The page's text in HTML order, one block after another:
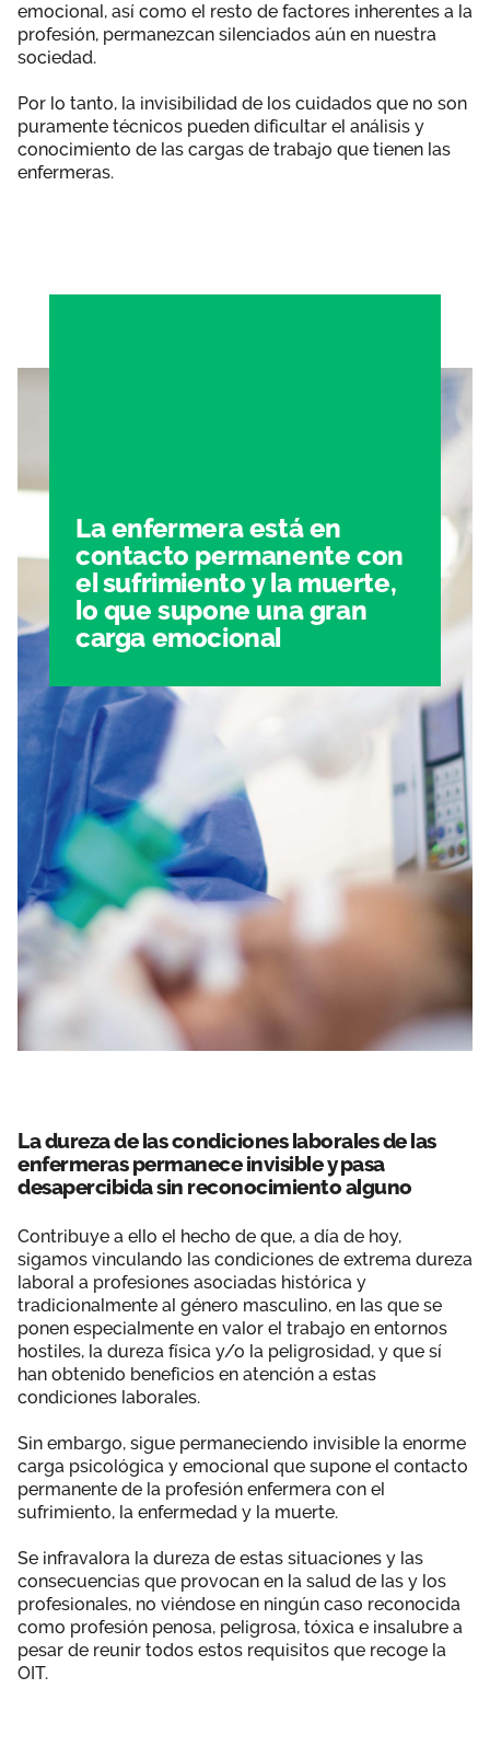
emocional, así como el resto de factores inherentes a la
profesión, permanezcan silenciados aún en nuestra
sociedad.
Por lo tanto, la invisibilidad de los cuidados que no son
puramente técnicos pueden dificultar el análisis y
conocimiento de las cargas de trabajo que tienen las
enfermeras.
La enfermera está en
contacto permanente con
el sufrimiento y la muerte,
lo que supone una gran
carga emocional
La dureza de las condiciones laborales de las
enfermeras permanece invisible y pasa
desapercibida sin reconocimiento alguno
Contribuye a ello el hecho de que, a día de hoy,
sigamos vinculando las condiciones de extrema dureza
laboral a profesiones asociadas histórica y
tradicionalmente al género masculino, en las que se
ponen especialmente en valor el trabajo en entornos
hostiles, la dureza física y/o la peligrosidad, y que sí
han obtenido beneficios en atención a estas
condiciones laborales.
Sin embargo, sigue permaneciendo invisible la enorme
carga psicológica y emocional que supone el contacto
permanente de la profesión enfermera con el
sufrimiento, la enfermedad y la muerte.
Se infravalora la dureza de estas situaciones y las
consecuencias que provocan en la salud de las y los
profesionales, no viéndose en ningún caso reconocida
como profesión penosa, peligrosa, tóxica e insalubre a
pesar de reunir todos estos requisitos que recoge la
OIT.